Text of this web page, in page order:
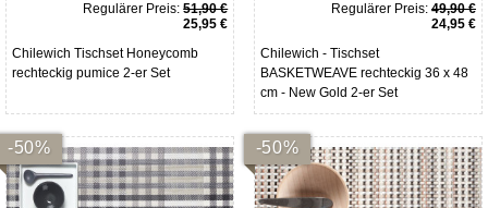
Regulärer Preis: 51,90 €
25,95 €
Chilewich Tischset Honeycomb
rechteckig pumice 2-er Set
Regulärer Preis: 49,90 €
24,95 €
Chilewich - Tischset
BASKETWEAVE rechteckig 36 x 48
cm - New Gold 2-er Set
-50% -50%